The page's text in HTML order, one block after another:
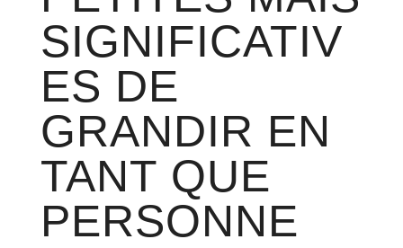
SIGNIFICATIV
ES DE
GRANDIR EN
TANT QUE
PERSONNE